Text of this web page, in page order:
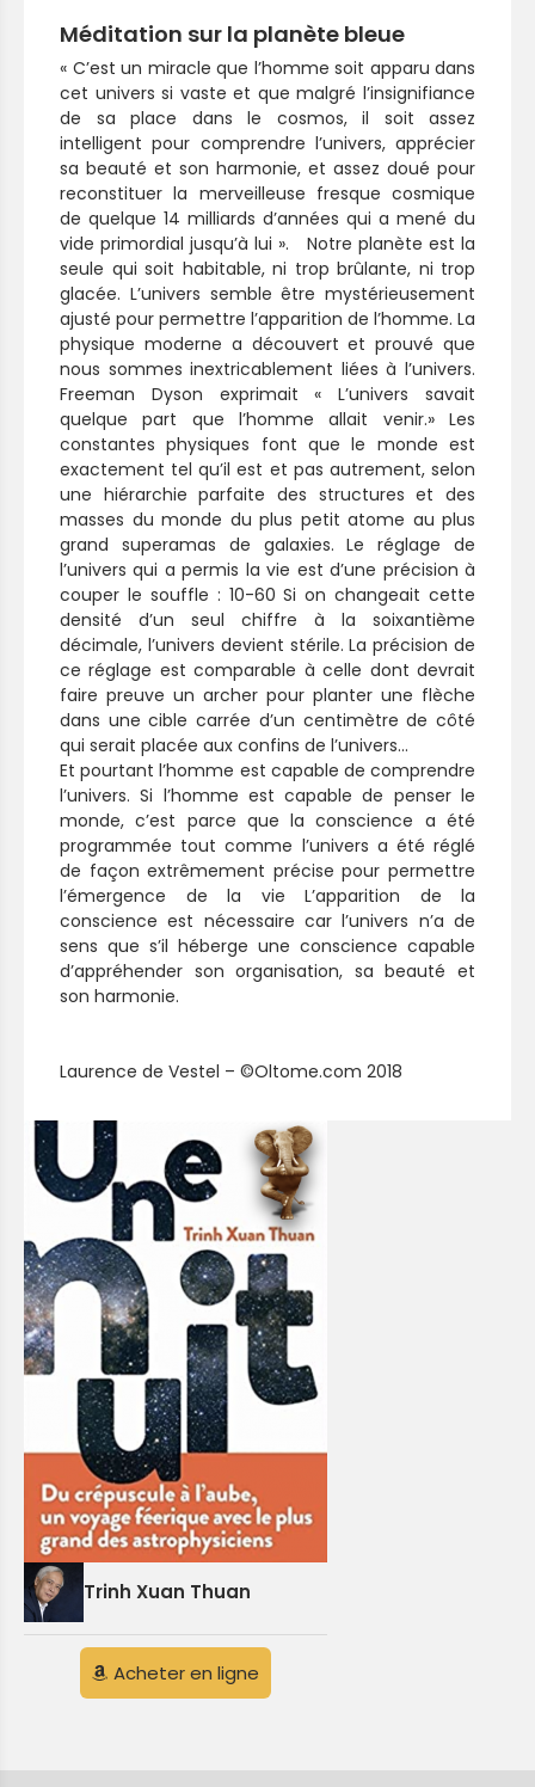
Méditation sur la planète bleue
« C’est un miracle que l’homme soit apparu dans
cet univers si vaste et que malgré l’insignifiance
de sa place dans le cosmos, il soit assez
intelligent pour comprendre l’univers, apprécier
sa beauté et son harmonie, et assez doué pour
reconstituer la merveilleuse fresque cosmique
de quelque 14 milliards d’années qui a mené du
vide primordial jusqu’à lui ». Notre planète est la
seule qui soit habitable, ni trop brûlante, ni trop
glacée. L’univers semble être mystérieusement
ajusté pour permettre l’apparition de l’homme. La
physique moderne a découvert et prouvé que
nous sommes inextricablement liées à l’univers.
Freeman Dyson exprimait « L’univers savait
quelque part que l’homme allait venir.» Les
constantes physiques font que le monde est
exactement tel qu’il est et pas autrement, selon
une hiérarchie parfaite des structures et des
masses du monde du plus petit atome au plus
grand superamas de galaxies. Le réglage de
l’univers qui a permis la vie est d’une précision à
couper le souffle : 10-60 Si on changeait cette
densité d’un seul chiffre à la soixantième
décimale, l’univers devient stérile. La précision de
ce réglage est comparable à celle dont devrait
faire preuve un archer pour planter une flèche
dans une cible carrée d’un centimètre de côté
qui serait placée aux confins de l’univers…
Et pourtant l’homme est capable de comprendre
l’univers. Si l’homme est capable de penser le
monde, c’est parce que la conscience a été
programmée tout comme l’univers a été réglé
de façon extrêmement précise pour permettre
l’émergence de la vie L’apparition de la
conscience est nécessaire car l’univers n’a de
sens que s’il héberge une conscience capable
d’appréhender son organisation, sa beauté et
son harmonie.
Laurence de Vestel – ©Oltome.com 2018
Trinh Xuan Thuan
Acheter en ligne